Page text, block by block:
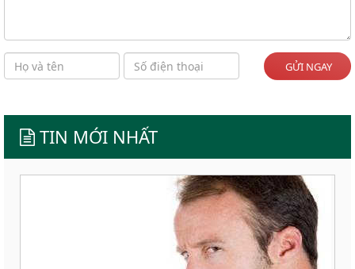
GỬI NGAY
TIN MỚI NHẤT